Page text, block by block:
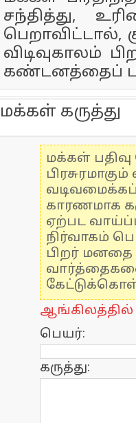
சந்தித்து,
பெறாவிட்டால்,
விடிவுகாலம்
கண்டனத்தைப்
மக்கள் கருத்து
மக்கள்
காரணமாக
ஏற்பட
நிர்வாகம்
பிறர் மனதை
ஆங்கிலத்தில்
பெயர்:
கருத்து: